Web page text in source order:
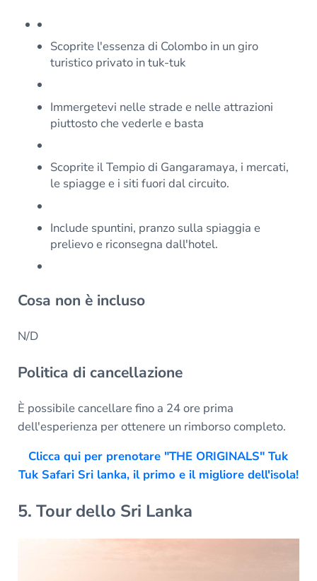
Scoprite l'essenza di Colombo in un giro
turistico privato in tuk-tuk
Immergetevi nelle strade e nelle attrazioni
piuttosto che vederle e basta
Scoprite il Tempio di Gangaramaya, i mercati,
le spiagge e i siti fuori dal circuito.
Include spuntini, pranzo sulla spiaggia e
prelievo e riconsegna dall'hotel.
Cosa non è incluso
N/D
Politica di cancellazione
È possibile cancellare fino a 24 ore prima
dell'esperienza per ottenere un rimborso completo.
Clicca qui per prenotare "THE ORIGINALS" Tuk
Tuk Safari Sri lanka, il primo e il migliore dell'isola!
5. Tour dello Sri Lanka